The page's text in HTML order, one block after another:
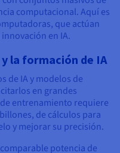
computacional. Aquí es
que actúan
en IA.
la formación de IA
de IA y modelos de
en grandes
entrenamiento requiere
de cálculos para
y mejorar su precisión.
potencia de